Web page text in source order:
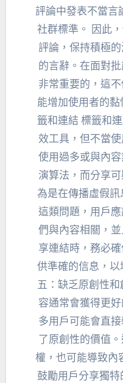
評論中發表不當言
社群標準。 因此
評論，保持積極
的言辭。在面對
非常重要的，這
能增加使用者的
籤和連結 標籤和
效工具，但不當
使用過多或與內
演算法，而分享
為是在傳播虛假
這類問題，用戶
們與內容相關，
享連結時，務必
供準確的信息，
五：缺乏原創性
容通常會獲得更
多用戶可能會直
了原創性的價值
權，也可能導致內
鼓勵用戶分享獨